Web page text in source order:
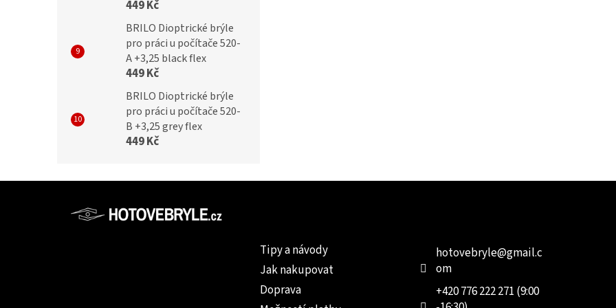
449 Kč
BRILO Dioptrické brýle
pro práci u počítače 520-
A +3,25 black flex
449 Kč
BRILO Dioptrické brýle
pro práci u počítače 520-
B +3,25 grey flex
449 Kč
Tipy a návody
Jak nakupovat
Doprava
hotovebryle@gmail.c
om
+420 776 222 271 (9:00